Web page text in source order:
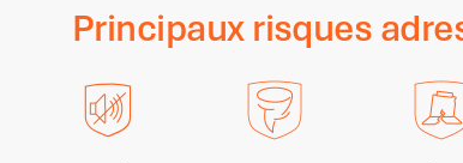
Principaux risques